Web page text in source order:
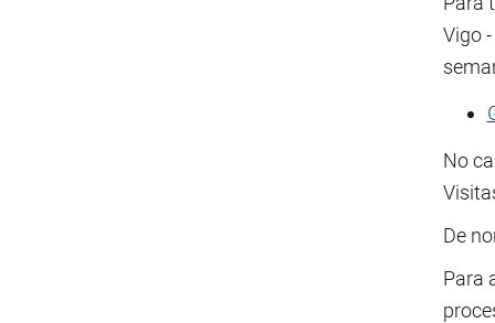
Vigo
No
De
Para